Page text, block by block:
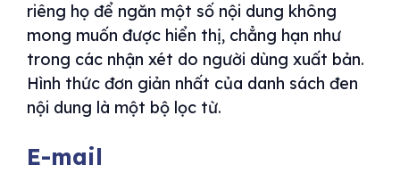
riêng họ để ngăn một số nội dung không
mong muốn được hiển thị, chẳng hạn như
trong các nhận xét do người dùng xuất bản.
Hình thức đơn giản nhất của danh sách đen
nội dung là một bộ lọc từ.
E-mail